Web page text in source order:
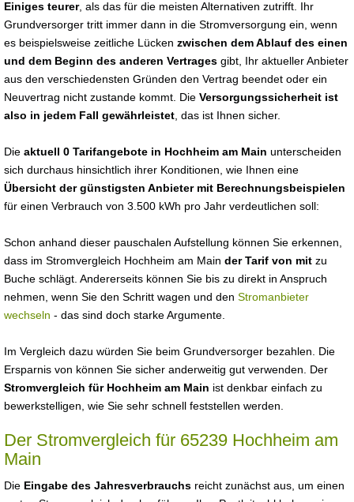
Einiges teurer, als das für die meisten Alternativen zutrifft. Ihr
Grundversorger tritt immer dann in die Stromversorgung ein, wenn
es beispielsweise zeitliche Lücken zwischen dem Ablauf des einen
und dem Beginn des anderen Vertrages gibt, Ihr aktueller Anbieter
aus den verschiedensten Gründen den Vertrag beendet oder ein
Neuvertrag nicht zustande kommt. Die Versorgungssicherheit ist
also in jedem Fall gewährleistet , das ist Ihnen sicher.
Die aktuell 0 Tarifangebote in Hochheim am Main unterscheiden
sich durchaus hinsichtlich ihrer Konditionen, wie Ihnen eine
Übersicht der günstigsten Anbieter mit Berechnungsbeispielen
für einen Verbrauch von 3.500 kWh pro Jahr verdeutlichen soll:
Schon anhand dieser pauschalen Aufstellung können Sie erkennen,
dass im Stromvergleich Hochheim am Main der Tarif von mit zu
Buche schlägt. Andererseits können Sie bis zu direkt in Anspruch
nehmen, wenn Sie den Schritt wagen und den Stromanbieter
wechseln - das sind doch starke Argumente.
Im Vergleich dazu würden Sie beim Grundversorger bezahlen. Die
Ersparnis von können Sie sicher anderweitig gut verwenden. Der
Stromvergleich für Hochheim am Main ist denkbar einfach zu
bewerkstelligen, wie Sie sehr schnell feststellen werden.
Der Stromvergleich für 65239 Hochheim am
Main
Die Eingabe des Jahresverbrauchs reicht zunächst aus, um einen